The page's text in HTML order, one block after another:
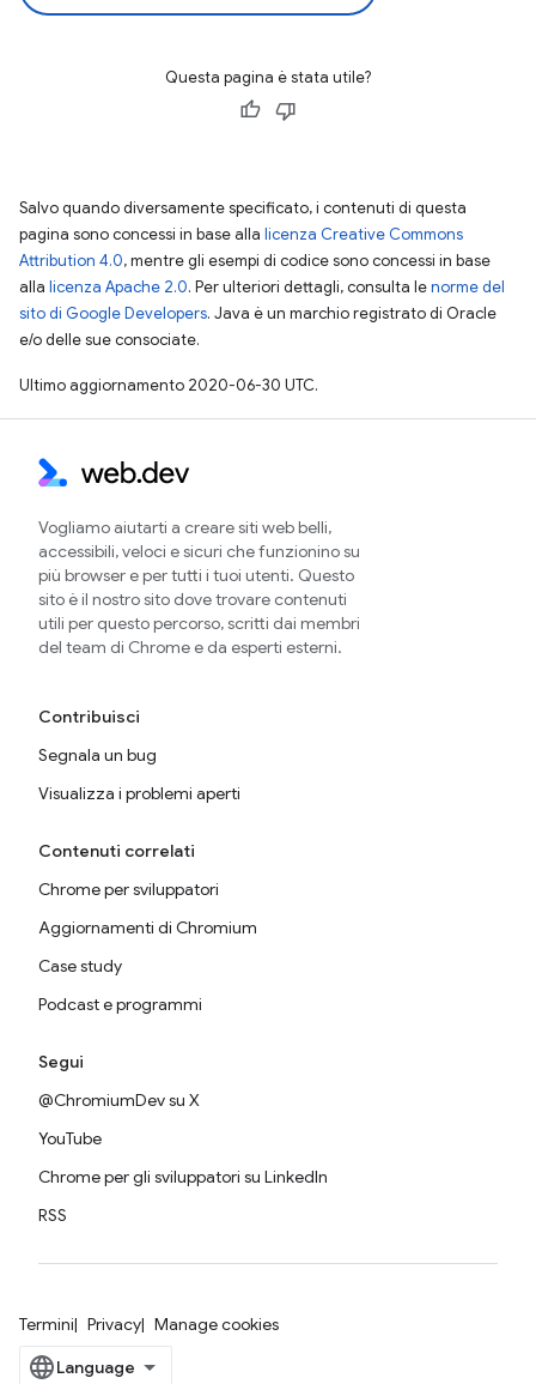
Questa pagina è stata utile?
Salvo quando diversamente specificato, i contenuti di questa
pagina sono concessi in base alla licenza Creative Commons
Attribution 4.0, mentre gli esempi di codice sono concessi in base
alla licenza Apache 2.0. Per ulteriori dettagli, consulta lenorme del
sito di Google Developers. Java è un marchio registrato di Oracle
e/o delle sue consociate.
Ultimo aggiornamento 2020-06-30 UTC.
Vogliamo aiutarti a creare siti web belli,
accessibili, veloci e sicuri che funzionino su
più browser e per tutti i tuoi utenti. Questo
sito è il nostro sito dove trovare contenuti
utili per questo percorso, scritti dai membri
del team di Chrome e da esperti esterni.
Contribuisci
Segnala un bug
Visualizza i problemi aperti
Contenuti correlati
Chrome per sviluppatori
Aggiornamenti di Chromium
Case study
Podcast e programmi
Segui
@ChromiumDev su X
YouTube
Chrome per gli sviluppatori su LinkedIn
RSS
Termini Privacy Manage cookies